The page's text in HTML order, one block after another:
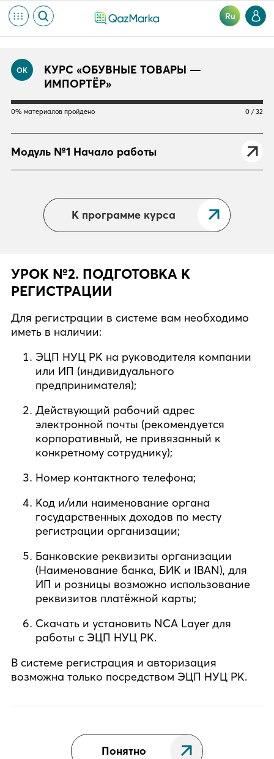
Ru
УРОК №2. ПОДГОТОВКА К
РЕГИСТРАЦИИ
Для регистрации в системе вам необходимо
иметь в наличии:
ЭЦП НУЦ РК на руководителя компании
или ИП (индивидуального
предпринимателя);
Действующий рабочий адрес
электронной почты (рекомендуется
корпоративный, не привязанный к
конкретному сотруднику);
Номер контактного телефона;
Код и/или наименование органа
государственных доходов по месту
регистрации организации;
Банковские реквизиты организации
(Наименование банка, БИК и IBAN), для
ИП и розницы возможно использование
реквизитов платёжной карты;
Скачать и установить NCA Layer для
работы с ЭЦП НУЦ РК.
В системе регистрация и авторизация
возможна только посредством ЭЦП НУЦ РК.
Понятно
ОК
КУРС «ОБУВНЫЕ ТОВАРЫ —
ИМПОРТЁР»
0% материалов пройдено 0 / 32
Модуль №1 Начало работы
К программе курса